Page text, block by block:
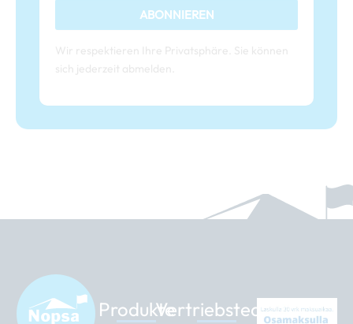
ABONNIEREN
ProdukteVertriebsteam